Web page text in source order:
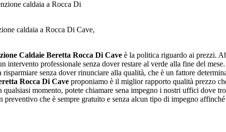
caldaia a Rocca Di Cave,
Caldaie Beretta Rocca Di Cave è la politica riguardo ai prezzi.
intervento professionale senza dover restare al verde alla fine del
senza dover rinunciare alla qualità, che è un fattore
Rocca Di Cave proponiamo è il miglior rapporto qualità prezzo
momento, potete chiamare sena impegno i nostri uffici dove
che è sempre gratuito e senza alcun tipo di impegno affinché